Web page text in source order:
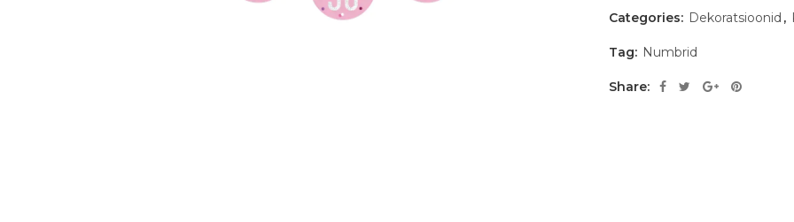
Categories: Dekoratsioonid ,
Tag: Numbrid
Share: